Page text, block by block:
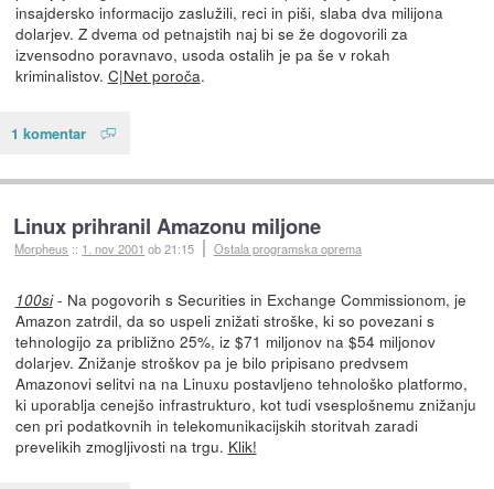
insajdersko informacijo zaslužili, reci in piši, slaba dva milijona
dolarjev. Z dvema od petnajstih naj bi se že dogovorili za
izvensodno poravnavo, usoda ostalih je pa še v rokah
kriminalistov. C|Net poroča.
1 komentar
Linux prihranil Amazonu miljone
Morpheus :: 1. nov 2001 ob 21:15 Ostala programska oprema
100si- Na pogovorih s Securities in Exchange Commissionom, je
Amazon zatrdil, da so uspeli znižati stroške, ki so povezani s
tehnologijo za približno 25%, iz $71 miljonov na $54 miljonov
dolarjev. Znižanje stroškov pa je bilo pripisano predvsem
Amazonovi selitvi na na Linuxu postavljeno tehnološko platformo,
ki uporablja cenejšo infrastrukturo, kot tudi vsesplošnemu znižanju
cen pri podatkovnih in telekomunikacijskih storitvah zaradi
prevelikih zmogljivosti na trgu. Klik!